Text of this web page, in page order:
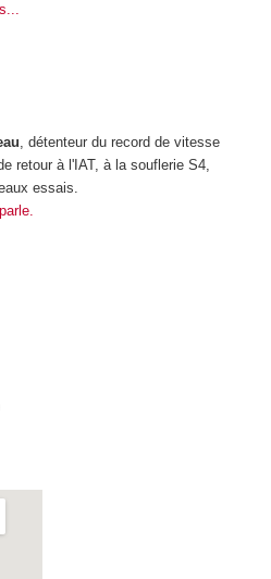
, détenteur du record de vitesse
retour à l'IAT, à la souflerie S4,
essais.